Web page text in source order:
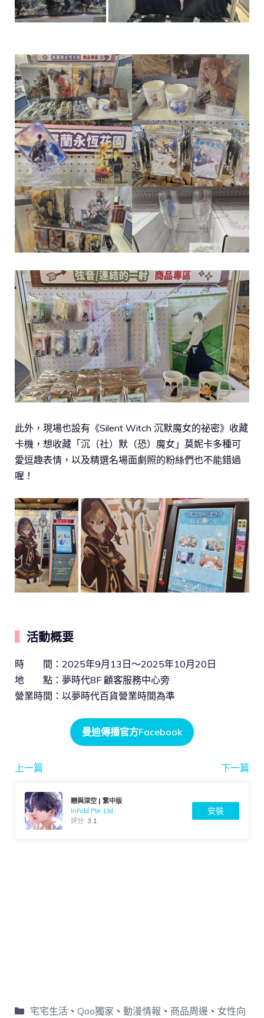
此外，現場也設有《Silent Witch 沉默魔女的祕密》收藏
卡機，想收藏「沉（社）默（恐）魔女」莫妮卡多種可
愛逗趣表情，以及精選名場面劇照的粉絲們也不能錯過
喔！
活動概要
時 間：2025年9月13日～2025年10月20日
地 點：夢時代8F 顧客服務中心旁
營業時間：以夢時代百貨營業時間為準
曼迪傳播官方Facebook
上一篇 下一篇
戀與深空 | 繁中版
InFold Pte. Ltd.
評分: 3.1
安裝
宅宅生活、 Qoo獨家 、 動漫情報 、 商品周邊 、 女性向